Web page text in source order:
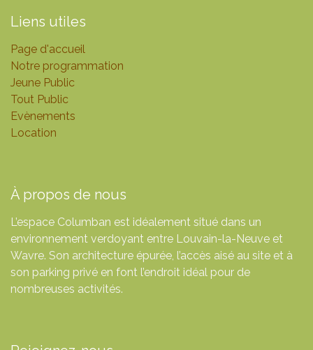
Liens utiles
Page d'accueil
Notre programmation
Jeune Public
Tout Public
Evènements
Location
À propos de nous
L’espace Columban est idéalement situé dans un
environnement verdoyant entre Louvain-la-Neuve et
Wavre. Son architecture épurée, l’accès aisé au site et à
son parking privé en font l’endroit idéal pour de
nombreuses activités.